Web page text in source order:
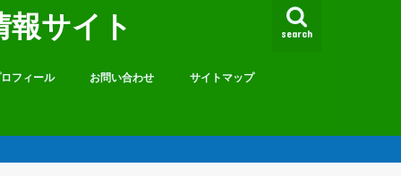
サイト search
フィール お問い合わせ サイトマップ